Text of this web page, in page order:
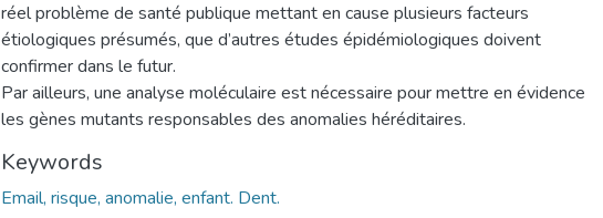
réel problème de santé publique mettant en cause plusieurs facteurs
étiologiques présumés, que d’autres études épidémiologiques doivent
confirmer dans le futur.
Par ailleurs, une analyse moléculaire est nécessaire pour mettre en évidence
les gènes mutants responsables des anomalies héréditaires.
Keywords
Email, risque, anomalie, enfant. Dent.